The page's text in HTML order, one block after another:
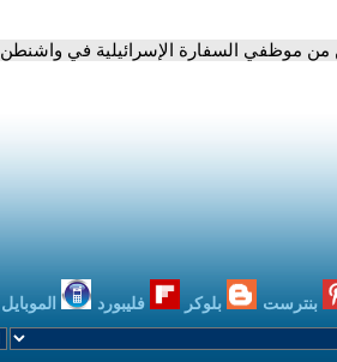
من موظفي السفارة الإسرائيلية في واشنطن
بنترست بلوكر فليبورد الموبايل